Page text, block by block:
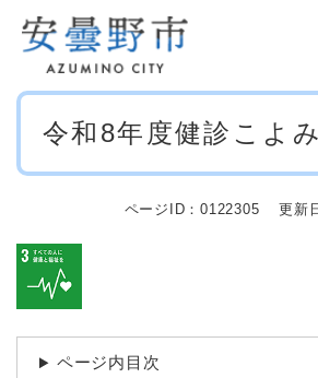
メニューを飛ばして本文
本
令和8年度健診こよみ
ページID：0122305 更新
ページ内目次